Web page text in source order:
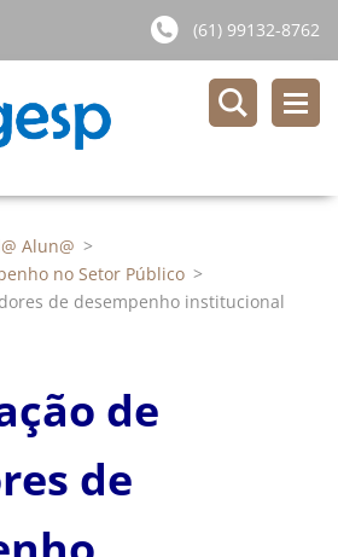
(61) 99132-8762
Alun@ >
no Setor Público >
de desempenho institucional
de
de